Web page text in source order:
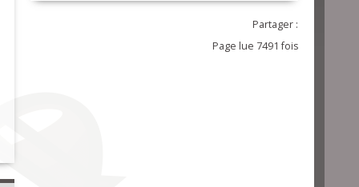
Partager :
Page lue 7491 fois